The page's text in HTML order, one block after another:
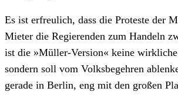
Es ist erfreulich, dass die Proteste der
Mieter die Regierenden zum Handeln
ist die »Müller-Version« keine
sondern soll vom Volksbegehren
gerade in Berlin, eng mit den großen